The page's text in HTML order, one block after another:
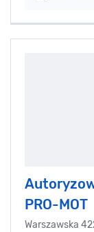
PRO-MOT
Warszawska